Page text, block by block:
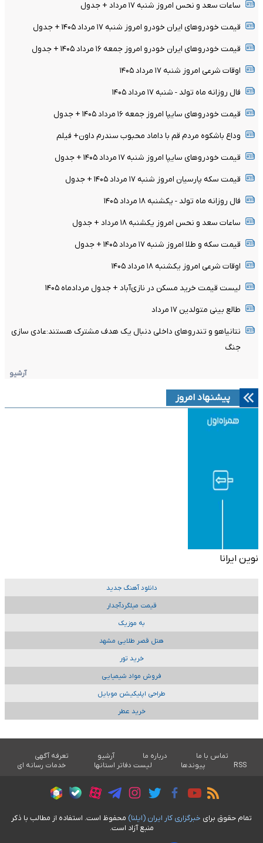
ساعات سعد و نحس امروز شنبه ۱۷ مرداد + جدول
قیمت خودرو‌های ایران خودرو امروز شنبه ۱۷ مرداد ۱۴۰۵ + جدول
قیمت خودرو‌های ایران خودرو امروز جمعه ۱۶ مرداد ۱۴۰۵ + جدول
اوقات شرعی امروز شنبه ۱۷ مرداد ۱۴۰۵
فال روزانه ماه تولد - شنبه ۱۷ مرداد ۱۴۰۵
قیمت خودرو‌های سایپا امروز جمعه ۱۶ مرداد ۱۴۰۵ + جدول
وداع باشکوه مردم قم با داماد محبوب سندرم داون+ فیلم
قیمت خودرو‌های سایپا امروز شنبه ۱۷ مرداد ۱۴۰۵ + جدول
قیمت سکه پارسیان امروز شنبه ۱۷ مرداد ۱۴۰۵ + جدول
فال روزانه ماه تولد - یکشنبه ۱۸ مرداد ۱۴۰۵
ساعات سعد و نحس امروز یکشنبه ۱۸ مرداد + جدول
قیمت سکه و طلا امروز شنبه ۱۷ مرداد ۱۴۰۵ + جدول
اوقات شرعی امروز یکشنبه ۱۸ مرداد ۱۴۰۵
لیست قیمت خرید مسکن در نازی‌آباد + جدول مردادماه ۱۴۰۵
طالع بینی متولدین ۱۷ مرداد
نتانیاهو و تندروهای داخلی دنبال یک هدف مشترک هستند:عادی سازی
جنگ
آرشیو
پیشنهاد امروز
نوین ایرانا
دانلود آهنگ جدید
قیمت میلگردآجدار
به موزیک
هتل قصر طلایی مشهد
خرید تور
فروش مواد شیمیایی
طراحی اپلیکیشن موبایل
خرید عطر
تماس با ما درباره ما آرشیو
تعرفه آگهی
RSS
پیوندها لیست دفاتر استانها خدمات رسانه ای
تمام حقوق برای خبرگزاری کار ايران (ايلنا) محفوظ است. استفاده از مطالب با ذکر
منبع آزاد است.